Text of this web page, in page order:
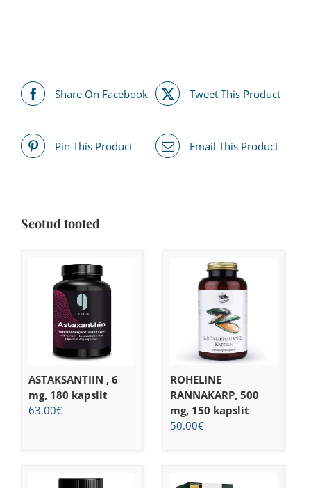
Share On Facebook Tweet This Product
Pin This Product Email This Product
Seotud tooted
ASTAKSANTIIN , 6
mg, 180 kapslit
63.00€
ROHELINE
RANNAKARP, 500
mg, 150 kapslit
50.00€